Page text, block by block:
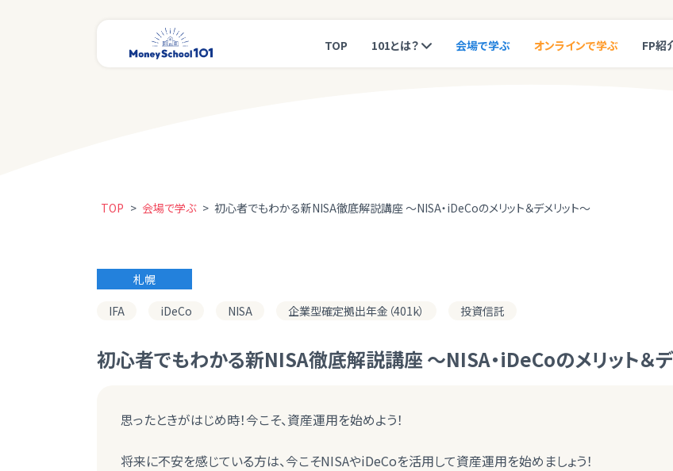
TOP 101とは？ 会場で学ぶ オンラインで学ぶ FP紹
TOP > 会場で学ぶ > 初心者でもわかる新NISA徹底解説講座 ～NISA・iDeCoのメリット＆デメリット～
札幌
IFA
iDeCo NISA 企業型確定拠出年金（401k） 投資信託
初心者でもわかる新NISA徹底解説講座 ～NISA・iDeCoのメリット＆
思ったときがはじめ時！今こそ、資産運用を始めよう！
将来に不安を感じている方は、今こそNISAやiDeCoを活用して資産運用を始めましょう！